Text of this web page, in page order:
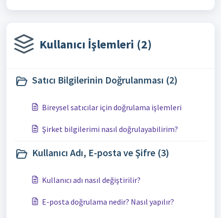
Kullanıcı İşlemleri (2)
Satıcı Bilgilerinin Doğrulanması (2)
Bireysel satıcılar için doğrulama işlemleri
Şirket bilgilerimi nasıl doğrulayabilirim?
Kullanıcı Adı, E-posta ve Şifre (3)
Kullanıcı adı nasıl değiştirilir?
E-posta doğrulama nedir? Nasıl yapılır?